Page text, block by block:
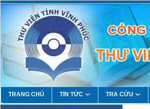
TRANG CHỦ TIN TỨC TRA CỨU